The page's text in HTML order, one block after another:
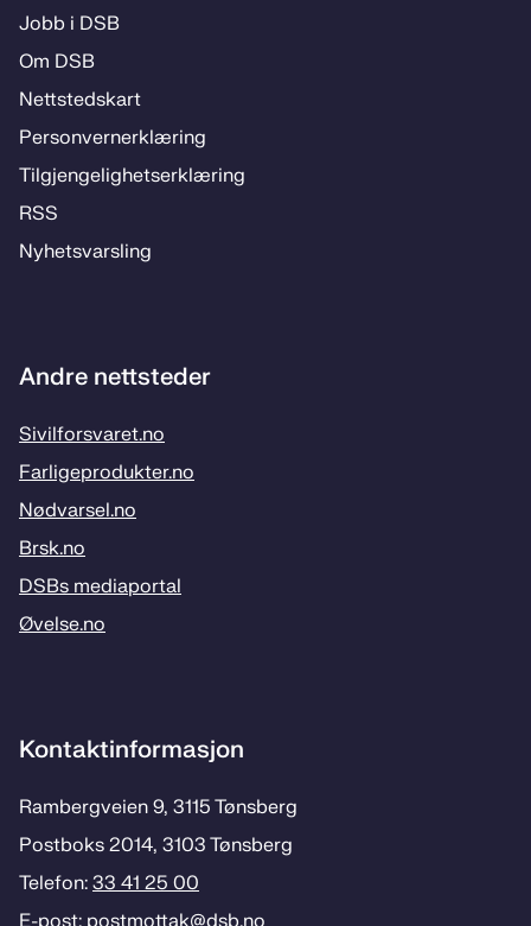
Jobb i DSB
Om DSB
Nett­steds­­kart
Per­­son­ver­n­er­klæ­­ring
Til­­­gjen­­ge­­lig­hets­­er­klæ­­ring
RSS
Ny­hets­­vars­­ling
Andre nettsteder
Sivilforsvaret.no
Farligeprodukter.no
Nødvarsel.no
Brsk.no
DSBs mediaportal
Øvelse.no
Kontaktinformasjon
Rambergveien 9, 3115 Tønsberg
Postboks 2014, 3103 Tønsberg
Telefon: 33 41 25 00